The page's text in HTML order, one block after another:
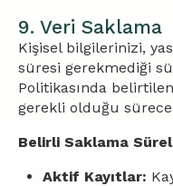
9. Veri Saklama
Kişisel bilgilerinizi,
süresi gerekmediği
Politikasında
gerekli olduğu sürece
Belirli Saklama
Aktif Kayıtlar: